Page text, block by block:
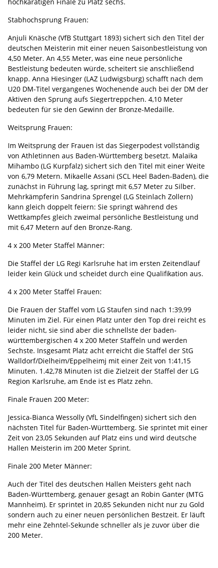
Stabhochsprung Frauen:
Anjuli Knäsche (VfB Stuttgart 1893) sichert sich den Titel der
deutschen Meisterin mit einer neuen Saisonbestleistung von
4,50 Meter. An 4,55 Meter, was eine neue persönliche
Bestleistung bedeuten würde, scheitert sie anschließend
knapp. Anna Hiesinger (LAZ Ludwigsburg) schafft nach dem
U20 DM-Titel vergangenes Wochenende auch bei der DM der
Aktiven den Sprung aufs Siegertreppchen. 4,10 Meter
bedeuten für sie den Gewinn der Bronze-Medaille.
Weitsprung Frauen:
Im Weitsprung der Frauen ist das Siegerpodest vollständig
von Athletinnen aus Baden-Württemberg besetzt. Malaika
Mihambo (LG Kurpfalz) sichert sich den Titel mit einer Weite
von 6,79 Metern. Mikaelle Assani (SCL Heel Baden-Baden), die
zunächst in Führung lag, springt mit 6,57 Meter zu Silber.
Mehrkämpferin Sandrina Sprengel (LG Steinlach Zollern)
kann gleich doppelt feiern: Sie springt während des
Wettkampfes gleich zweimal persönliche Bestleistung und
mit 6,47 Metern auf den Bronze-Rang.
4 x 200 Meter Staffel Männer:
Die Staffel der LG Regi Karlsruhe hat im ersten Zeitendlauf
leider kein Glück und scheidet durch eine Qualifikation aus.
4 x 200 Meter Staffel Frauen:
Die Frauen der Staffel vom LG Staufen sind nach 1:39,99
Minuten im Ziel. Für einen Platz unter den Top drei reicht es
leider nicht, sie sind aber die schnellste der baden-
württembergischen 4 x 200 Meter Staffeln und werden
Sechste. Insgesamt Platz acht erreicht die Staffel der StG
Walldorf/Dielheim/Eppelheimj mit einer Zeit von 1:41,15
Minuten. 1.42,78 Minuten ist die Zielzeit der Staffel der LG
Region Karlsruhe, am Ende ist es Platz zehn.
Finale Frauen 200 Meter:
Jessica-Bianca Wessolly (VfL Sindelfingen) sichert sich den
nächsten Titel für Baden-Württemberg. Sie sprintet mit einer
Zeit von 23,05 Sekunden auf Platz eins und wird deutsche
Hallen Meisterin im 200 Meter Sprint.
Finale 200 Meter Männer:
Auch der Titel des deutschen Hallen Meisters geht nach
Baden-Württemberg, genauer gesagt an Robin Ganter (MTG
Mannheim). Er sprintet in 20,85 Sekunden nicht nur zu Gold
sondern auch zu einer neuen persönlichen Bestzeit. Er läuft
mehr eine Zehntel-Sekunde schneller als je zuvor über die
200 Meter.